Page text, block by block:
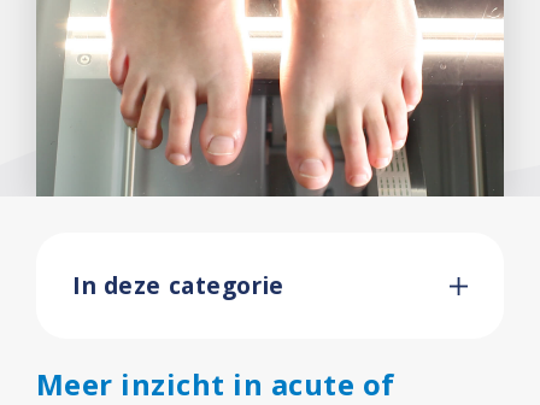
In deze categorie
Meer inzicht in acute of